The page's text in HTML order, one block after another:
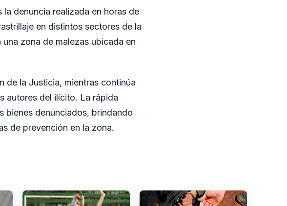
denuncia realizada en horas de
en distintos sectores de la
zona de malezas ubicada en
de la Justicia, mientras continúa
autores del ilícito. La rápida
bienes denunciados, brindando
de prevención en la zona.